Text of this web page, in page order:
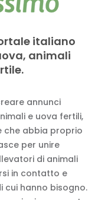
italiano
animali
annunci
e uova fertili,
che abbia proprio
per unire
di animali
in contatto e
cui hanno bisogno.